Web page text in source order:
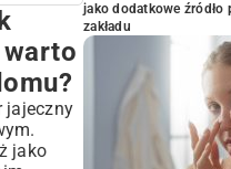
w
jajeczny
jako
jako dodatkowe
zakładu